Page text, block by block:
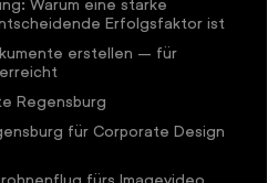
Warum eine starke
Erfolgsfaktor ist
erstellen – für
Regensburg
für Corporate Design